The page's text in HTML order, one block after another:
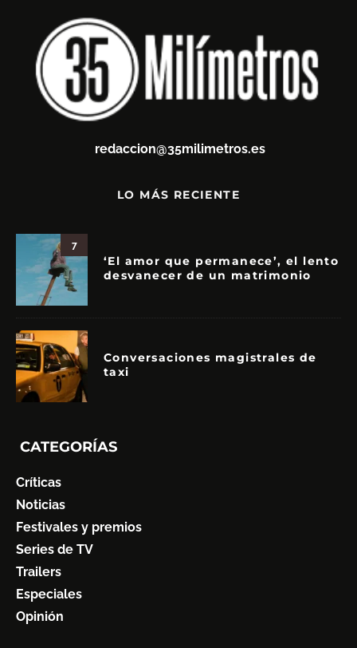
redaccion@35milimetros.es
LO MÁS RECIENTE
7
‘El amor que permanece’, el lento
desvanecer de un matrimonio
Conversaciones magistrales de
taxi
CATEGORÍAS
Críticas
Noticias
Festivales y premios
Series de TV
Trailers
Especiales
Opinión